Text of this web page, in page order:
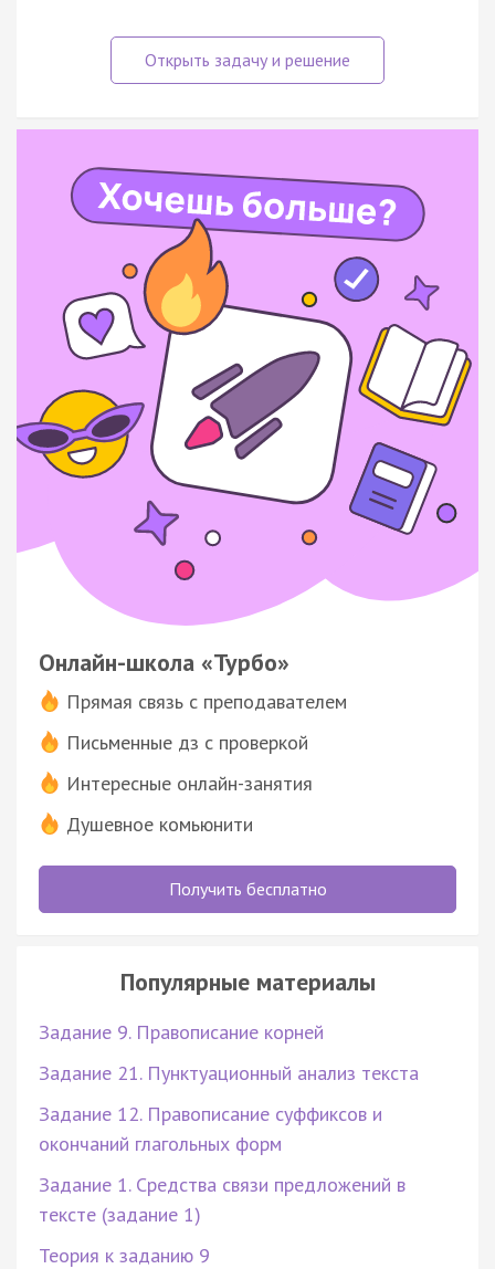
Онлайн-школа «Турбо»
Прямая связь с преподавателем
Письменные дз с проверкой
Интересные онлайн-занятия
Душевное комьюнити
Получить бесплатно
Популярные материалы
Задание 9. Правописание корней
Задание 21. Пунктуационный анализ текста
Задание 12. Правописание суффиксов и
окончаний глагольных форм
Задание 1. Средства связи предложений в
тексте (задание 1)
Теория к заданию 9